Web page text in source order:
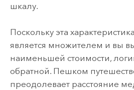
шкалу.
Поскольку эта
является множителем и вы
наименьшей стоимости,
обратной. Пешком
преодолевает расстояние